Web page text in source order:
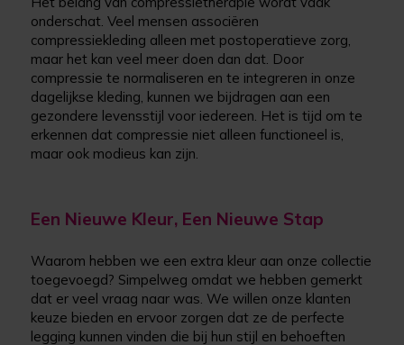
onderschat. Veel mensen associëren
compressiekleding alleen met postoperatieve zorg,
maar het kan veel meer doen dan dat. Door
compressie te normaliseren en te integreren in onze
dagelijkse kleding, kunnen we bijdragen aan een
gezondere levensstijl voor iedereen. Het is tijd om te
erkennen dat compressie niet alleen functioneel is,
maar ook modieus kan zijn.
Een Nieuwe Kleur, Een Nieuwe Stap
Waarom hebben we een extra kleur aan onze collectie
toegevoegd? Simpelweg omdat we hebben gemerkt
dat er veel vraag naar was. We willen onze klanten
keuze bieden en ervoor zorgen dat ze de perfecte
legging kunnen vinden die bij hun stijl en behoeften